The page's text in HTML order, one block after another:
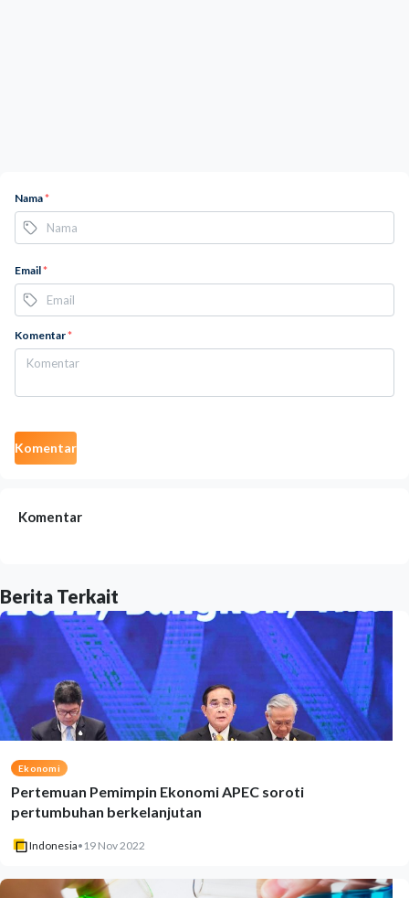
Nama*
Email*
Komentar*
Komentar
Komentar
Berita Terkait
Ekonomi
Pertemuan Pemimpin Ekonomi APEC soroti
pertumbuhan berkelanjutan
Indonesia• 19 Nov 2022